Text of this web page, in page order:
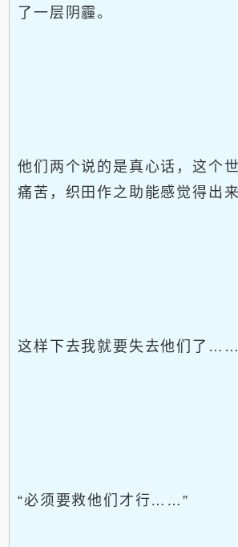
了一层阴霾。
他们两个说的是真心话，这个
痛苦，织田作之助能感觉得出来
这样下去我就要失去他们了……
“必须要救他们才行……”